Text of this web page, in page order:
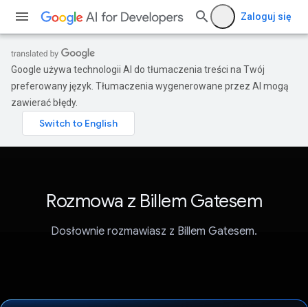
Zaloguj się
Google używa technologii AI do tłumaczenia treści na Twój
preferowany język. Tłumaczenia wygenerowane przez AI mogą
zawierać błędy.
Rozmowa z Billem Gatesem
Dosłownie rozmawiasz z Billem Gatesem.